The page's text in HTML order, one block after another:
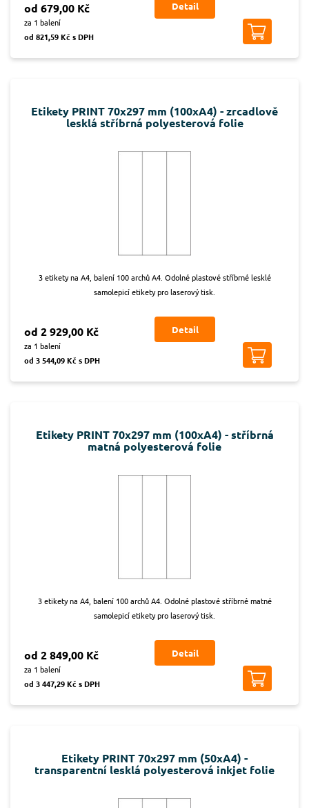
od 679,00 Kč
za 1 balení
od 821,59 Kč s DPH
Detail
Etikety PRINT 70x297 mm (100xA4) - zrcadlově
lesklá stříbrná polyesterová folie
3 etikety na A4, balení 100 archů A4. Odolné plastové stříbrné lesklé
samolepicí etikety pro laserový tisk.
od 2 929,00 Kč
za 1 balení
od 3 544,09 Kč s DPH
Detail
Etikety PRINT 70x297 mm (100xA4) - stříbrná
matná polyesterová folie
3 etikety na A4, balení 100 archů A4. Odolné plastové stříbrné matné
samolepicí etikety pro laserový tisk.
od 2 849,00 Kč
za 1 balení
od 3 447,29 Kč s DPH
Detail
Etikety PRINT 70x297 mm (50xA4) -
transparentní lesklá polyesterová inkjet folie